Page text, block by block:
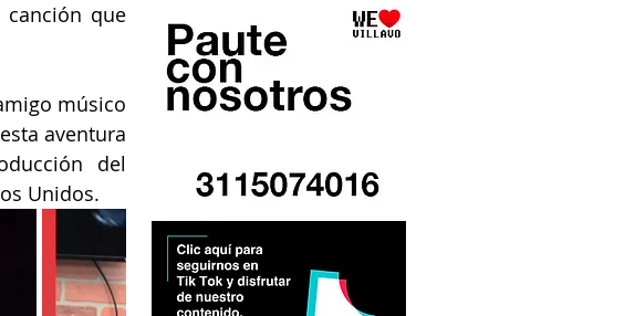
canción que
músico
aventura
del
Unidos.